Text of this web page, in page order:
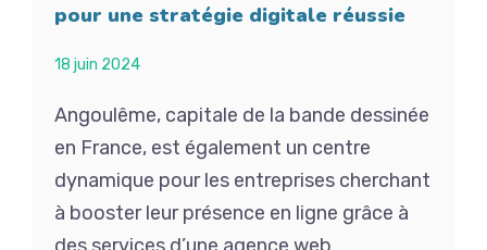
pour une stratégie digitale réussie
18 juin 2024
Angoulême, capitale de la bande dessinée
en France, est également un centre
dynamique pour les entreprises cherchant
à booster leur présence en ligne grâce à